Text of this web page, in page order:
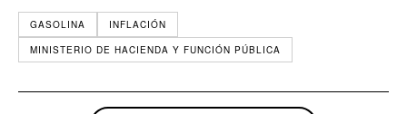
GASOLINA
INFLACIÓN
MINISTERIO DE HACIENDA Y FUNCIÓN PÚBLICA